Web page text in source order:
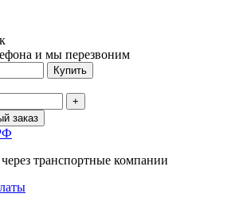
и мы перезвоним
Купить
+
заказ
транспортные компании